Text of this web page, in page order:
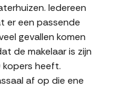
Iedereen
er een passende
gevallen komen
de makelaar is zijn
heeft.
af op die ene